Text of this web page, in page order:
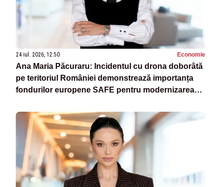
24 iul. 2026, 12:50 Economie
Ana Maria Păcuraru: Incidentul cu drona doborâtă
pe teritoriul României demonstrează importanța
fondurilor europene SAFE pentru modernizarea